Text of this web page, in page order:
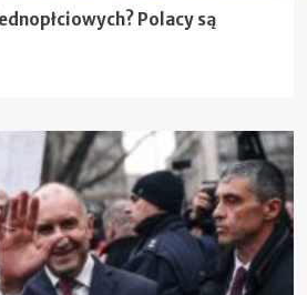
Polacy są